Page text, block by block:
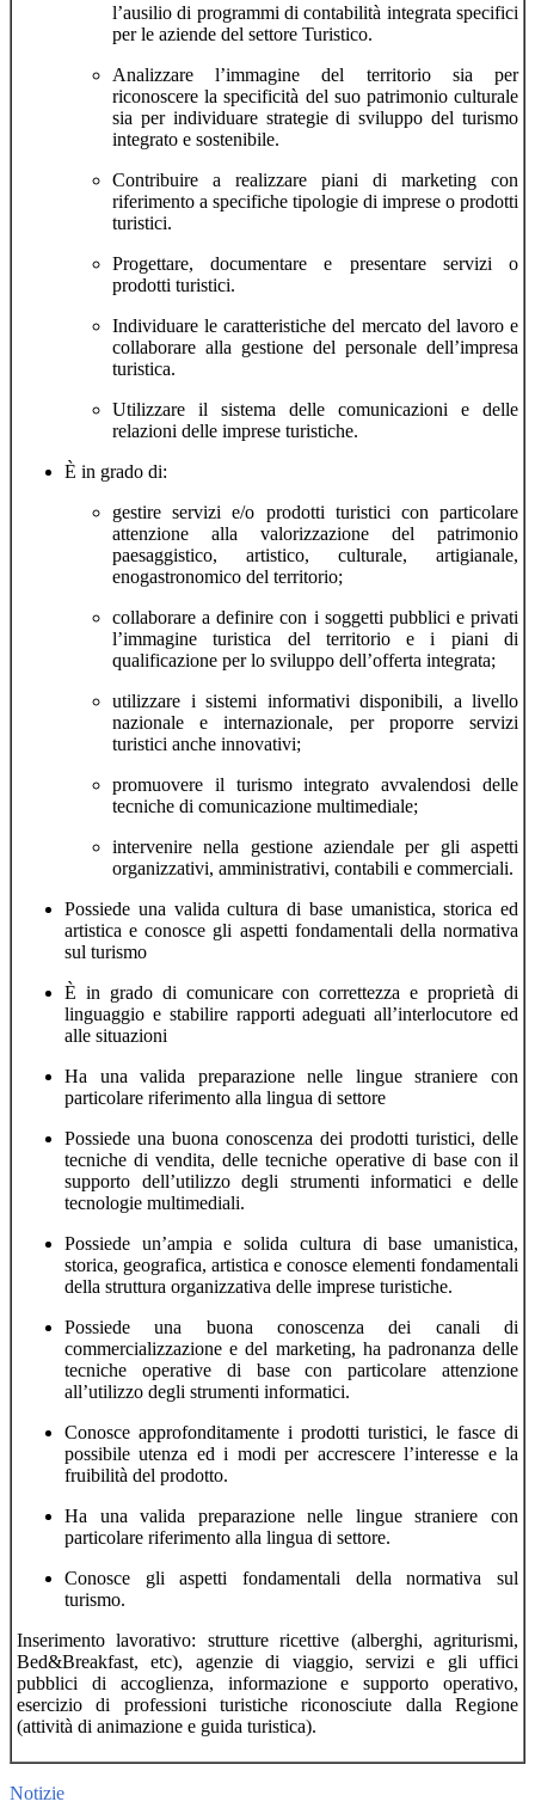
l’ausilio di programmi di contabilità integrata specifici
per le aziende del settore Turistico.
Analizzare l’immagine del territorio sia per
riconoscere la specificità del suo patrimonio culturale
sia per individuare strategie di sviluppo del turismo
integrato e sostenibile.
Contribuire a realizzare piani di marketing con
riferimento a specifiche tipologie di imprese o prodotti
turistici.
Progettare, documentare e presentare servizi o
prodotti turistici.
Individuare le caratteristiche del mercato del lavoro e
collaborare alla gestione del personale dell’impresa
turistica.
Utilizzare il sistema delle comunicazioni e delle
relazioni delle imprese turistiche.
È in grado di:
gestire servizi e/o prodotti turistici con particolare
attenzione alla valorizzazione del patrimonio
paesaggistico, artistico, culturale, artigianale,
enogastronomico del territorio;
collaborare a definire con i soggetti pubblici e privati
l’immagine turistica del territorio e i piani di
qualificazione per lo sviluppo dell’offerta integrata;
utilizzare i sistemi informativi disponibili, a livello
nazionale e internazionale, per proporre servizi
turistici anche innovativi;
promuovere il turismo integrato avvalendosi delle
tecniche di comunicazione multimediale;
intervenire nella gestione aziendale per gli aspetti
organizzativi, amministrativi, contabili e commerciali.
Possiede una valida cultura di base umanistica, storica ed
artistica e conosce gli aspetti fondamentali della normativa
sul turismo
È in grado di comunicare con correttezza e proprietà di
linguaggio e stabilire rapporti adeguati all’interlocutore ed
alle situazioni
Ha una valida preparazione nelle lingue straniere con
particolare riferimento alla lingua di settore
Possiede una buona conoscenza dei prodotti turistici, delle
tecniche di vendita, delle tecniche operative di base con il
supporto dell’utilizzo degli strumenti informatici e delle
tecnologie multimediali.
Possiede un’ampia e solida cultura di base umanistica,
storica, geografica, artistica e conosce elementi fondamentali
della struttura organizzativa delle imprese turistiche.
Possiede una buona conoscenza dei canali di
commercializzazione e del marketing, ha padronanza delle
tecniche operative di base con particolare attenzione
all’utilizzo degli strumenti informatici.
Conosce approfonditamente i prodotti turistici, le fasce di
possibile utenza ed i modi per accrescere l’interesse e la
fruibilità del prodotto.
Ha una valida preparazione nelle lingue straniere con
particolare riferimento alla lingua di settore.
Conosce gli aspetti fondamentali della normativa sul
turismo.
Inserimento lavorativo: strutture ricettive (alberghi, agriturismi,
Bed&Breakfast, etc), agenzie di viaggio, servizi e gli uffici
pubblici di accoglienza, informazione e supporto operativo,
esercizio di professioni turistiche riconosciute dalla Regione
(attività di animazione e guida turistica).
Notizie